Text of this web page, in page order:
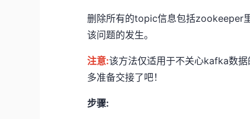
删除所有的topic信息包括zookeeper
该问题的发生。
注意:该方法仅适用于不关心kafka数
多准备交接了吧！
步骤: